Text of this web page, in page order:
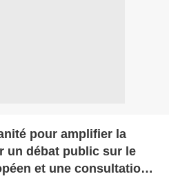
pour amplifier la
un débat public sur le
et une consultation